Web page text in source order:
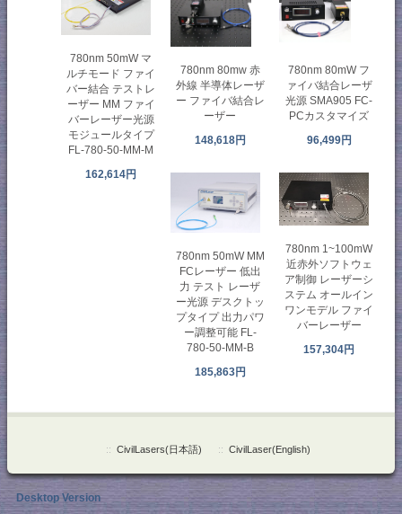
780nm 50mW マ
ルチモード ファイ
バー結合 テストレ
ーザー MM ファイ
バーレーザー光源
モジュールタイプ
FL-780-50-MM-M
162,614円
780nm 80mw 赤
外線 半導体レーザ
ー ファイバ結合レ
ーザー
148,618円
780nm 80mW フ
ァイバ結合レーザ
光源 SMA905 FC-
PCカスタマイズ
96,499円
780nm 50mW MM
FCレーザー 低出
力 テスト レーザ
ー光源 デスクトッ
プタイプ 出力パワ
ー調整可能 FL-
780-50-MM-B
185,863円
780nm 1~100mW
近赤外ソフトウェ
ア制御 レーザーシ
ステム オールイン
ワンモデル ファイ
バーレーザー
157,304円
:: CivilLasers(日本語) :: CivilLaser(English)
Desktop Version